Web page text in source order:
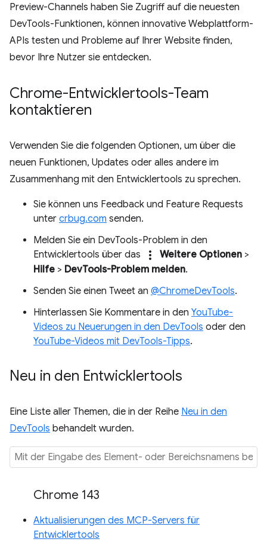
Preview-Channels haben Sie Zugriff auf die neuesten
DevTools-Funktionen, können innovative Webplattform-
APIs testen und Probleme auf Ihrer Website finden,
bevor Ihre Nutzer sie entdecken.
Chrome-Entwicklertools-Team
kontaktieren
Verwenden Sie die folgenden Optionen, um über die
neuen Funktionen, Updates oder alles andere im
Zusammenhang mit den Entwicklertools zu sprechen.
Sie können uns Feedback und Feature Requests
unter crbug.com senden.
Melden Sie ein DevTools-Problem in den
Entwicklertools über das
more_vert Weitere Optionen >
Hilfe > DevTools-Problem melden.
Senden Sie einen Tweet an @ChromeDevTools.
Hinterlassen Sie Kommentare in den YouTube-
Videos zu Neuerungen in den DevTools oder den
YouTube-Videos mit DevTools-Tipps.
Neu in den Entwicklertools
Eine Liste aller Themen, die in der Reihe Neu in den
DevTools behandelt wurden.
Chrome 143
Aktualisierungen des MCP-Servers für
Entwicklertools